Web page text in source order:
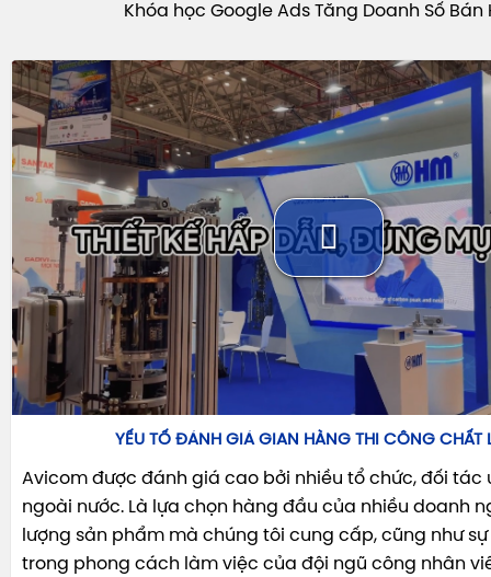
Khóa học Google Ads Tăng Doanh Số Bán
YẾU TỐ ĐÁNH GIÁ GIAN HÀNG THI CÔNG CHẤT
Avicom được đánh giá cao bởi nhiều tổ chức, đối tác
ngoài nước. Là lựa chọn hàng đầu của nhiều doanh
lượng sản phẩm mà chúng tôi cung cấp, cũng như
trong phong cách làm việc của đội ngũ công nhân